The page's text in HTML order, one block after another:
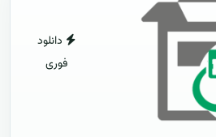
دانلود
فوری